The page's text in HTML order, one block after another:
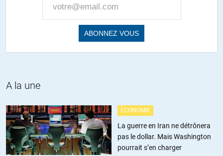
« »Tant que la société -donc chacun d’entre nous- mettra en
avant, en tant que modèle de réussite enviée, avoir un jardin,
une belle voiture, partir en vacances au bout du monde au
moins une fois par an, » »
A la une
ÉCONOMIE
La guerre en Iran ne détrônera
pas le dollar. Mais Washington
pourrait s’en charger